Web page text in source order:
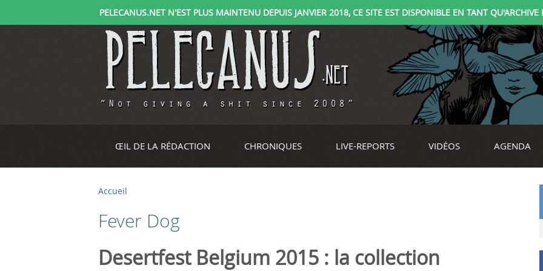
PELECANUS.NET N'EST PLUS MAINTENU DEPUIS JANVIER 2018, CE SITE EST DISPONIBLE EN TANT
ŒIL DE LA RÉDACTION CHRONIQUES LIVE-REPORTS VIDÉOS AGENDA
V
o
u
Accueil
Fever Dog
Desertfest Belgium 2015 : la collection